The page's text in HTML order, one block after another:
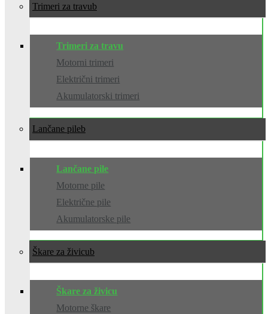
Trimeri za travu
Trimeri za travu
Motorni trimeri
Električni trimeri
Akumulatorski trimeri
Lančane pile
Lančane pile
Motorne pile
Električne pile
Akumulatorske pile
Škare za živicu
Škare za živicu
Motorne škare